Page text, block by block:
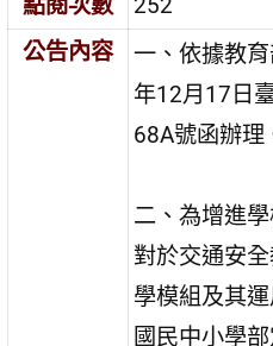
點閱次數
252
公告內容
一、依據教
年12月17日
68A號函辦理
二、為增進
對於交通安
學模組及其
國民中小學